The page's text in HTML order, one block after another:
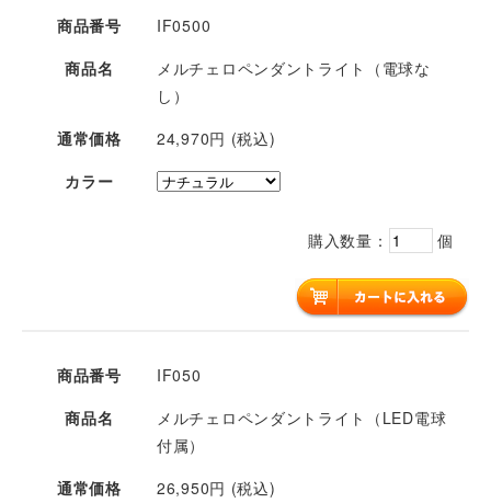
商品番号
IF0500
商品名
メルチェロペンダントライト（電球な
し）
通常価格
24,970円 (税込)
カラー
購入数量： 個
商品番号
IF050
商品名
メルチェロペンダントライト（LED電球
付属）
通常価格
26,950円 (税込)